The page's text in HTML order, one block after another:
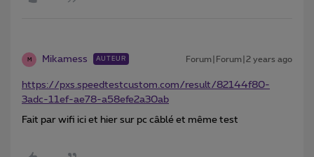
M Mikamess AUTEUR Forum|Forum|2 years ago
https://pxs.speedtestcustom.com/result/82144f80-
3adc-11ef-ae78-a58efe2a30ab
Fait par wifi ici et hier sur pc câblé et même test